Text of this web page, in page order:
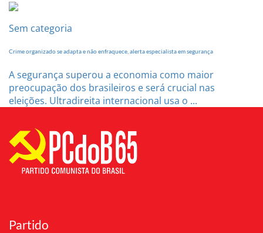
Sem categoria
Crime organizado se adapta e não enfraquece, alerta especialista em segurança
A segurança superou a economia como maior
preocupação dos brasileiros e será crucial nas
eleições. Ultradireita internacional usa o ...
Partido